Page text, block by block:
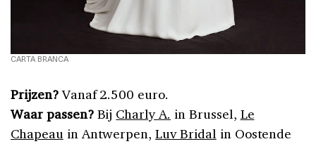
CARTA BRANCA
Prijzen?Vanaf 2.500 euro.
Waar passen? Bij Charly A. in Brussel, Le
Chapeauin Antwerpen,Luv Bridalin Oostende